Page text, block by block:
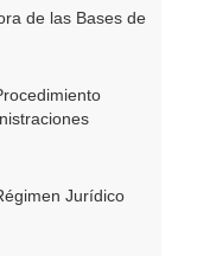
de las Bases de
Jurídico